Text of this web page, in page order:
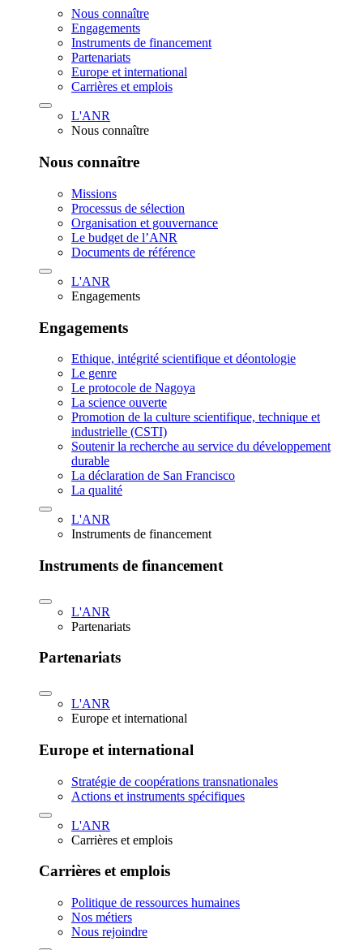
Nous connaître
Engagements
Instruments de financement
Partenariats
Europe et international
Carrières et emplois
L'ANR
Nous connaître
Nous connaître
Missions
Processus de sélection
Organisation et gouvernance
Le budget de l’ANR
Documents de référence
L'ANR
Engagements
Engagements
Ethique, intégrité scientifique et déontologie
Le genre
Le protocole de Nagoya
La science ouverte
Promotion de la culture scientifique, technique et
industrielle (CSTI)
Soutenir la recherche au service du développement
durable
La déclaration de San Francisco
La qualité
L'ANR
Instruments de financement
Instruments de financement
L'ANR
Partenariats
Partenariats
L'ANR
Europe et international
Europe et international
Stratégie de coopérations transnationales
Actions et instruments spécifiques
L'ANR
Carrières et emplois
Carrières et emplois
Politique de ressources humaines
Nos métiers
Nous rejoindre